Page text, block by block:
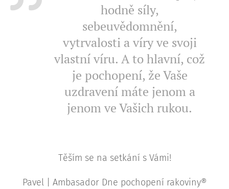
hodně síly,
sebeuvědomnění,
vytrvalosti a víry ve svoji
vlastní víru. A to hlavní, což
je pochopení, že Vaše
uzdravení máte jenom a
jenom ve Vašich rukou.
Těším se na setkání s Vámi!
Pavel | Ambasador Dne pochopení rakoviny®